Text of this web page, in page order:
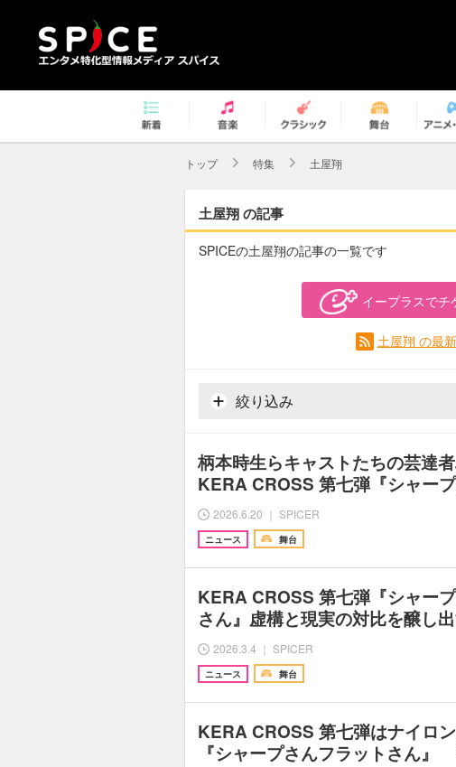
トップ 特集 土屋翔
土屋翔 の記事
SPICEの土屋翔の記事の一覧です
イープラスでチ
土屋翔 の最
絞り込み
柄本時生らキャストたちの芸達
KERA CROSS 第七弾『シャー
2026.6.20 ｜ SPICER
ニュース 舞台
KERA CROSS 第七弾『シャー
さん』虚構と現実の対比を醸し
2026.3.4 ｜ SPICER
ニュース 舞台
KERA CROSS 第七弾はナイロ
『シャープさんフラットさん